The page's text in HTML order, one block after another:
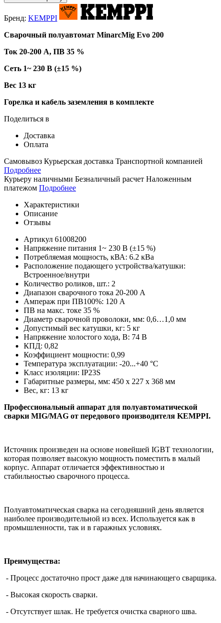
Бренд: KEMPPI
Сварочный полуавтомат MinarcMig Evo 200
Ток 20-200 А, ПВ 35 %
Сеть 1~ 230 В (±15 %)
Вес 13 кг
Горелка и кабель заземления в комплекте
Поделиться в
Доставка
Оплата
Самовывоз Курьерская доставка Транспортной компанией
Подробнее
Курьеру наличными Безналичный расчет Наложенным
платежом Подробнее
Характеристики
Описание
Отзывы
Артикул 61008200
Напряжение питания 1~ 230 В (±15 %)
Потребляемая мощность, кВА: 6.2 кВа
Расположение подающего устройства/катушки:
Встроенное/внутри
Количество роликов, шт.: 2
Диапазон сварочного тока 20-200 А
Ампераж при ПВ100%: 120 А
ПВ на макс. токе 35 %
Диаметр сварочной проволоки, мм: 0,6…1,0 мм
Допустимый вес катушки, кг: 5 кг
Напряжение холостого хода, В: 74 В
КПД: 0,82
Коэффициент мощности: 0,99
Температура эксплуатации: -20...+40 °C
Класс изоляции: IP23S
Габаритные размеры, мм: 450 x 227 x 368 мм
Вес, кг: 13 кг
Профессиональный аппарат для полуавтоматической
сварки MIG/MAG от передового производителя KEMPPI.
Источник произведен на основе новейшей IGBT технологии,
которая позволяет высокую мощность поместить в малый
корпус. Аппарат отличается эффективностью и
стабильностью сварочного процесса.
Полуавтоматическая сварка на сегодняшний день является
наиболее производительной из всех. Используется как в
промышленности, так и в гаражных условиях.
Преимущества:
- Процесс достаточно прост даже для начинающего сварщика.
- Высокая скорость сварки.
- Отсутствует шлак. Не требуется очистка сварного шва.